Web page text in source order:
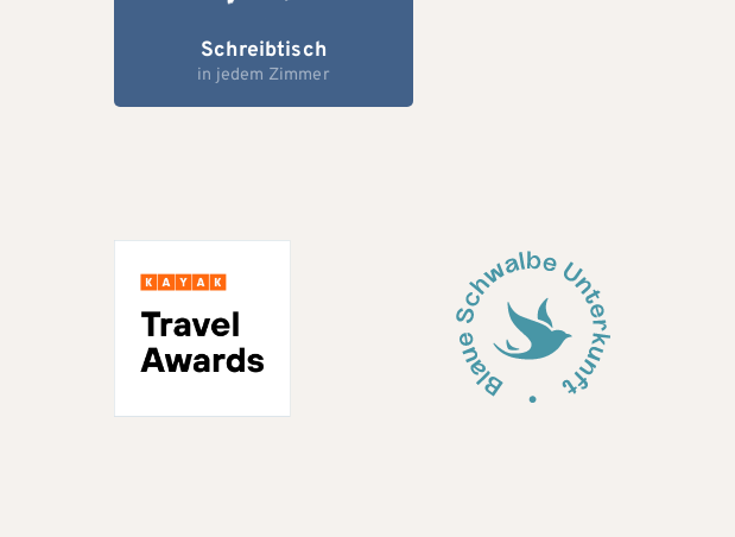
Schreibtisch
in jedem Zimmer